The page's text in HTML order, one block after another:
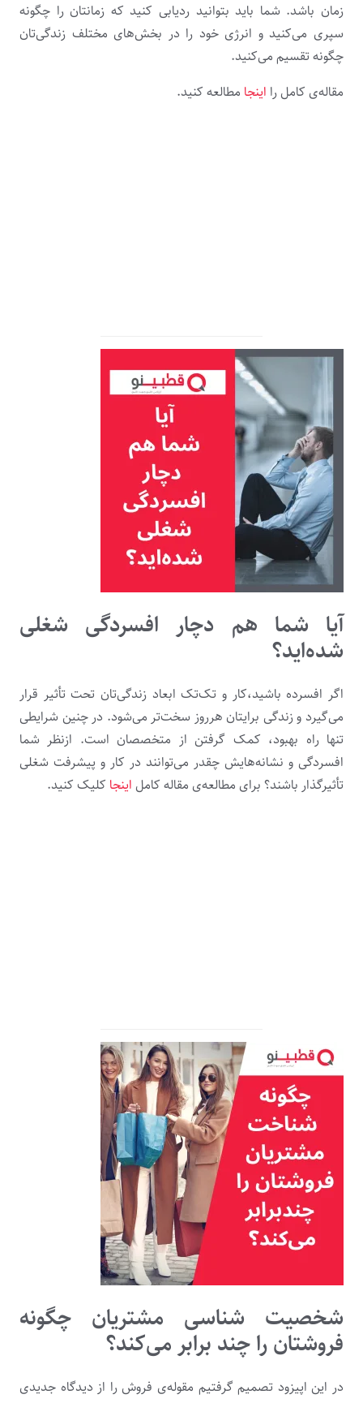
زمان باشد. شما باید بتوانید ردیابی کنید که زمانتان را چگونه
سپری می‌کنید و انرژی خود را در بخش‌های مختلف زندگی‌تان
چگونه تقسیم می‌کنید.
مقاله‌ی کامل را اینجا مطالعه کنید.
آیا شما هم دچار افسردگی شغلی
شده‌اید؟
اگر افسرده باشید،کار و تک‌تک ابعاد زندگی‌تان تحت تأثیر قرار
می‌گیرد و زندگی برایتان هرروز سخت‌تر می‌شود. در چنین شرایطی
تنها راه بهبود، کمک گرفتن از متخصصان است. ازنظر شما
افسردگی و نشانه‌هایش چقدر می‌توانند در کار و پیشرفت شغلی
تأثیرگذار باشند؟ برای مطالعه‌ی مقاله کامل اینجا کلیک کنید.
شخصیت شناسی مشتریان چگونه
فروشتان را چند برابر می‌کند؟
در این اپیزود تصمیم گرفتیم مقوله‌ی فروش را از دیدگاه جدیدی